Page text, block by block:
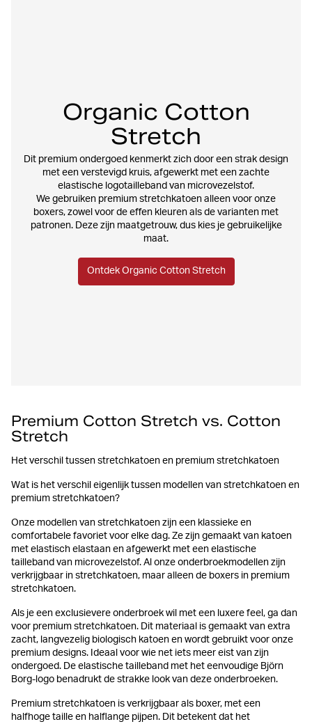
Organic Cotton
Stretch
Dit premium ondergoed kenmerkt zich door een strak design
met een verstevigd kruis, afgewerkt met een zachte
elastische logotailleband van microvezelstof.
We gebruiken premium stretchkatoen alleen voor onze
boxers, zowel voor de effen kleuren als de varianten met
patronen. Deze zijn maatgetrouw, dus kies je gebruikelijke
maat.
Ontdek Organic Cotton Stretch
Premium Cotton Stretch vs. Cotton
Stretch
Het verschil tussen stretchkatoen en premium stretchkatoen
Wat is het verschil eigenlijk tussen modellen van stretchkatoen en
premium stretchkatoen?
Onze modellen van stretchkatoen zijn een klassieke en
comfortabele favoriet voor elke dag. Ze zijn gemaakt van katoen
met elastisch elastaan en afgewerkt met een elastische
tailleband van microvezelstof. Al onze onderbroekmodellen zijn
verkrijgbaar in stretchkatoen, maar alleen de boxers in premium
stretchkatoen.
Als je een exclusievere onderbroek wil met een luxere feel, ga dan
voor premium stretchkatoen. Dit materiaal is gemaakt van extra
zacht, langvezelig biologisch katoen en wordt gebruikt voor onze
premium designs. Ideaal voor wie net iets meer eist van zijn
ondergoed. De elastische tailleband met het eenvoudige Björn
Borg-logo benadrukt de strakke look van deze onderbroeken.
Premium stretchkatoen is verkrijgbaar als boxer, met een
halfhoge taille en halflange pijpen. Dit betekent dat het